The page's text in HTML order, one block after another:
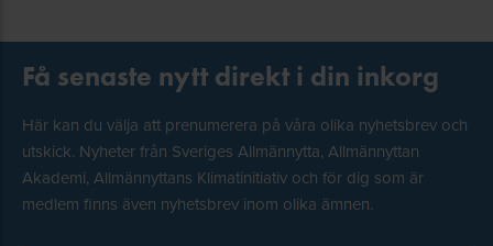
Få senaste nytt direkt i din inkorg
Här kan du välja att prenumerera på våra olika nyhetsbrev och
utskick. Nyheter från Sveriges Allmännytta, Allmännyttan
Akademi, Allmännyttans Klimatinitiativ och för dig som är
medlem finns även nyhetsbrev inom olika ämnen.